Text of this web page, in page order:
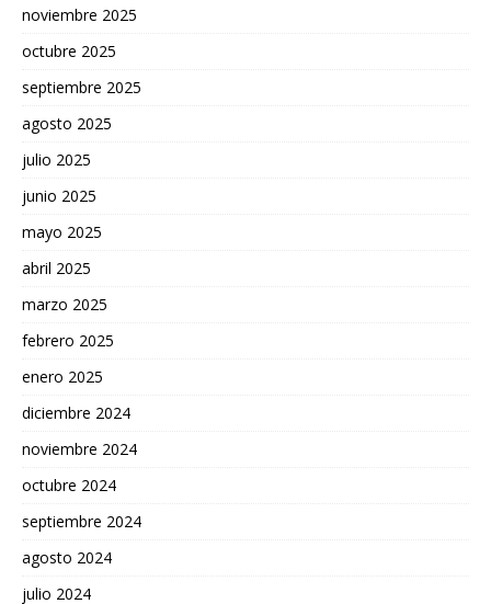
noviembre 2025
octubre 2025
septiembre 2025
agosto 2025
julio 2025
junio 2025
mayo 2025
abril 2025
marzo 2025
febrero 2025
enero 2025
diciembre 2024
noviembre 2024
octubre 2024
septiembre 2024
agosto 2024
julio 2024